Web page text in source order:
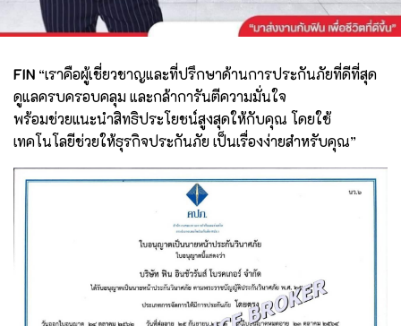
FIN “เราคือผู้เชี่ยวชาญและที่ปรึกษาด้านการประกันภัยที่ดีที่สุด
ดูแลครบครอบคลุม และกล้าการันตีความมั่นใจ
พร้อมช่วยแนะนำสิทธิประโยชน์สูงสุดให้กับคุณ โดยใช้
เทคโนโลยีช่วยให้ธุรกิจประกันภัย เป็นเรื่องง่ายสำหรับคุณ”